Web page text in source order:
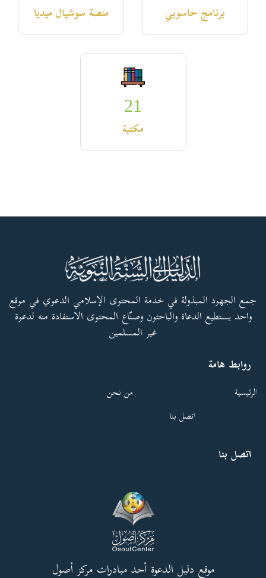
برنامج حاسوبي منصة سوشيال ميديا
21
مكتبة
جمع الجهود المبذولة في خدمة المحتوى الإسلامي الدعوي في موقع
واحد يستطيع الدعاة والباحثون وصنّاع المحتوى الاستفادة منه لدعوة
غير المسلمين
روابط هامة
الرئيسية
من نحن
اتصل بنا
اتصل بنا
موقع دليل الدعوة أحد مبادرات مركز أصول